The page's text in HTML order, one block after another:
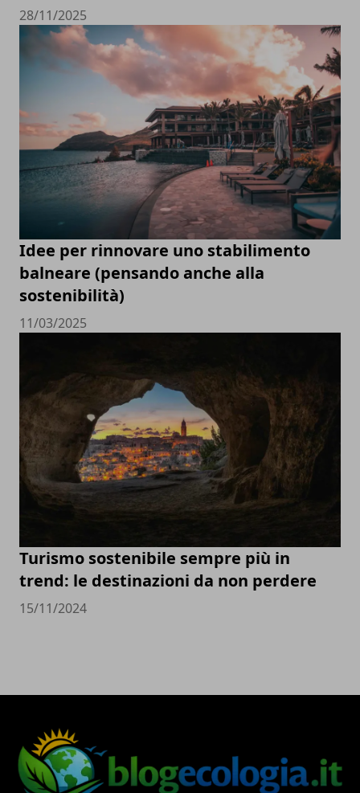
28/11/2025
Idee per rinnovare uno stabilimento
balneare (pensando anche alla
sostenibilità)
11/03/2025
Turismo sostenibile sempre più in
trend: le destinazioni da non perdere
15/11/2024